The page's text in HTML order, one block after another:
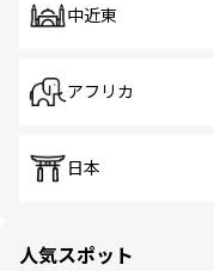
中近東
アフリカ
日本
人気スポット